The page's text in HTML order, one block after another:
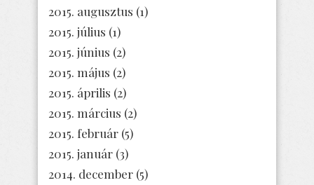
2015. augusztus (1)
2015. július (1)
2015. június (2)
2015. május (2)
2015. április (2)
2015. március (2)
2015. február (5)
2015. január (3)
2014. december (5)